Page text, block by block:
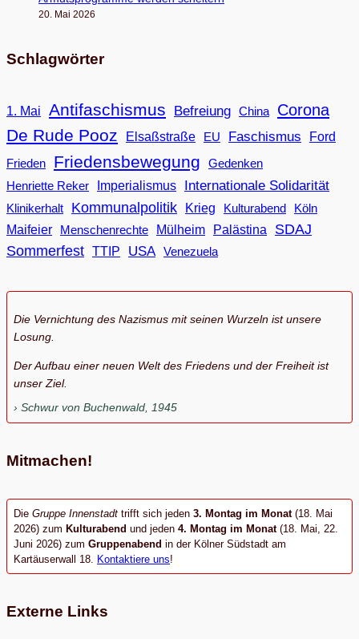
20. Mai 2026
Schlagwörter
1. Mai Antifaschismus Befreiung China Corona
De Rude Pooz Elsaßstraße EU Faschismus
Ford
Frieden
Friedensbewegung
Gedenken
Henriette Reker
Imperialismus Internationale Solidarität
Klinikerhalt Kommunalpolitik Krieg Kulturabend
Köln
Maifeier
Menschenrechte Mülheim Palästina
SDAJ
Sommerfest TTIP USA Venezuela
Die Vernichtung des Nazismus mit seinen Wurzeln ist unsere
Losung.
Der Aufbau einer neuen Welt des Friedens und der Freiheit ist
unser Ziel.
Schwur von Buchenwald, 1945
Mitmachen!
Die Gruppe Innenstadt trifft sich jeden 3. Montag im Monat (18. Mai
2026) zum Kulturabend und jeden 4. Montag im Monat(18. Mai, 22.
Juni 2026) zum Gruppenabend in der Kölner Südstadt am
Kartäuserwall 18. Kontaktiere uns!
Externe Links